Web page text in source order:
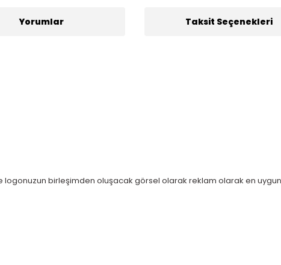
Yorumlar Taksit Seçenekleri
logonuzun birleşimden oluşacak görsel olarak reklam olarak en